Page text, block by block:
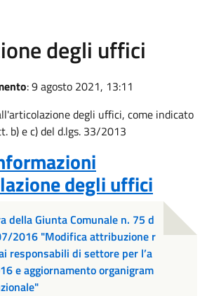
degli uffici
: 9 agosto 2021, 13:11
degli uffici, come indicato
b) e c) del d.lgs. 33/2013
degli uffici
della Giunta Comunale n. 75 d
2016 "Modifica attribuzione r
responsabili di settore per l’a
e aggiornamento organigram